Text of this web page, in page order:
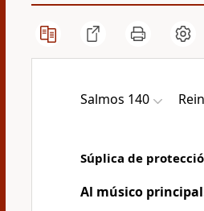
Salmos 140
Súplica de
Al músico